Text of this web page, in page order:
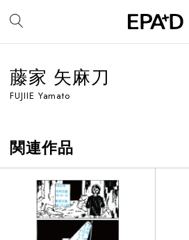
藤家 矢麻刀
FUJIIE Yamato
関連作品